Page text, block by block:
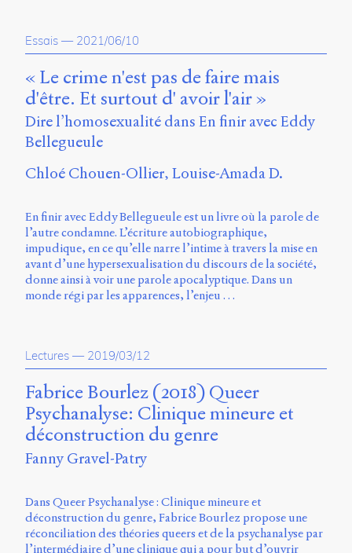
de
2018
2020.
Essais — 2021/06/10
« Le crime n'est pas de faire mais
d'être. Et surtout d' avoir l'air »
Dire l’homosexualité dans En finir avec Eddy
Bellegueule
Chloé Chouen-Ollier Louise-Amada D.
En finir avec Eddy Bellegueule est un livre où la parole de
l’autre condamne. L’écriture autobiographique,
impudique, en ce qu’elle narre l’intime à travers la mise en
avant d’une hypersexualisation du discours de la société,
donne ainsi à voir une parole apocalyptique. Dans un
monde régi par les apparences, l’enjeu …
Lectures — 2019/03/12
Fabrice Bourlez (2018) Queer
Psychanalyse: Clinique mineure et
déconstruction du genre
Fanny Gravel-Patry
Dans Queer Psychanalyse : Clinique mineure et
déconstruction du genre, Fabrice Bourlez propose une
réconciliation des théories queers et de la psychanalyse par
l’intermédiaire d’une clinique qui a pour but d’ouvrir